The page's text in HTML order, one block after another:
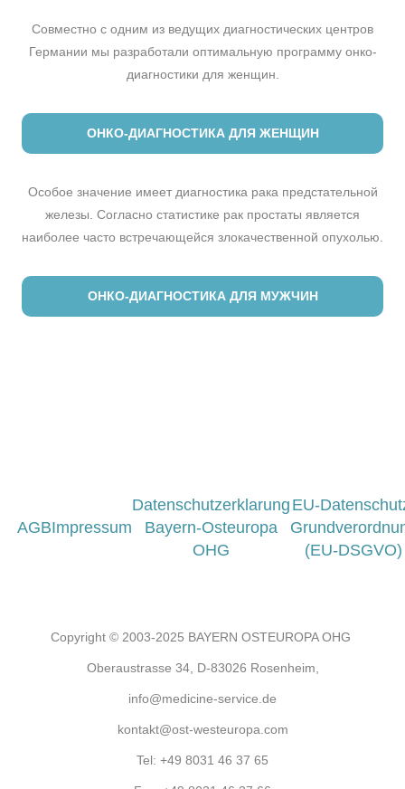
Совместно с одним из ведущих диагностических центров
Германии мы разработали оптимальную программу онко-
диагностики для женщин.
ОНКО-ДИАГНОСТИКА ДЛЯ ЖЕНЩИН
Особое значение имеет диагностика рака предстательной
железы. Согласно статистике рак простаты является
наиболее часто встречающейся злокачественной опухолью.
ОНКО-ДИАГНОСТИКА ДЛЯ МУЖЧИН
AGBImpressum
Datenschutzerklarung
Bayern-Osteuropa
OHG
EU-
(EU-DSGVO)
Copyright © 2003-2025 BAYERN OSTEUROPA OHG
Oberaustrasse 34, D-83026 Rosenheim,
info@medicine-service.de
kontakt@ost-westeuropa.com
Tel: +49 8031 46 37 65